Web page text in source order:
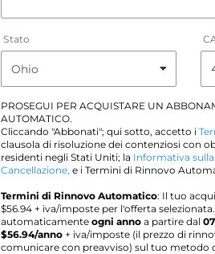
Stato
PROSEGUI PER ACQUISTARE UN
AUTOMATICO.
Cliccando "Abbonati"; qui sotto, accetto i
clausola di risoluzione dei contenziosi con
residenti negli Stati Uniti; la Informativa
Cancellazione, e i Termini di Rinnovo
Termini di Rinnovo Automatico: Il tuo
$56.94 + iva/imposte per l'offerta
automaticamente ogni anno a partire dal
$56.94/anno + iva/imposte (il prezzo di
comunicare con preavviso) sul tuo metodo